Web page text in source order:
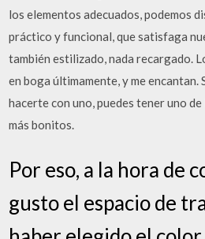
los elementos adecuados, podemos
práctico y funcional, que satisfaga
también estilizado, nada recargado.
en boga últimamente, y me
hacerte con uno, puedes tener uno
más bonitos.
Por eso, a la hora de
gusto el espacio de